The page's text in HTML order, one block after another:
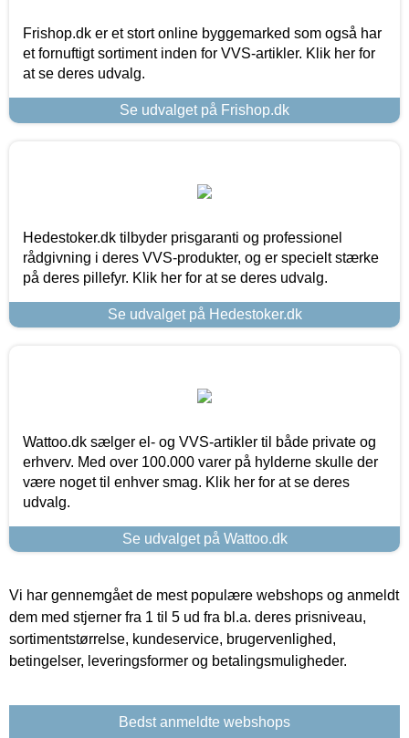
Frishop.dk er et stort online byggemarked som også har
et fornuftigt sortiment inden for VVS-artikler. Klik her for
at se deres udvalg.
Se udvalget på Frishop.dk
Hedestoker.dk tilbyder prisgaranti og professionel
rådgivning i deres VVS-produkter, og er specielt stærke
på deres pillefyr. Klik her for at se deres udvalg.
Se udvalget på Hedestoker.dk
Wattoo.dk sælger el- og VVS-artikler til både private og
erhverv. Med over 100.000 varer på hylderne skulle der
være noget til enhver smag. Klik her for at se deres
udvalg.
Se udvalget på Wattoo.dk
Vi har gennemgået de mest populære webshops og anmeldt
dem med stjerner fra 1 til 5 ud fra bl.a. deres prisniveau,
sortimentstørrelse, kundeservice, brugervenlighed,
betingelser, leveringsformer og betalingsmuligheder.
Bedst anmeldte webshops